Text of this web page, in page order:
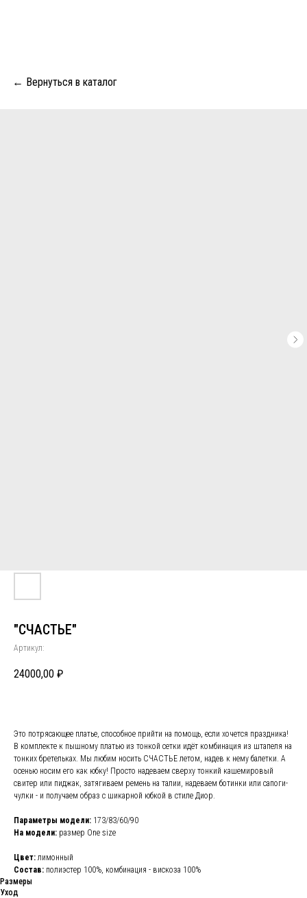
← Вернуться в каталог
"СЧАСТЬЕ"
Артикул:
24000,00 ₽
Это потрясающее платье, способное прийти на помощь, если хочется праздника!
В комплекте к пышному платью из тонкой сетки идёт комбинация из штапеля на
тонких бретельках. Мы любим носить СЧАСТЬЕ летом, надев к нему балетки. А
осенью носим его как юбку! Просто надеваем сверху тонкий кашемировый
свитер или пиджак, затягиваем ремень на талии, надеваем ботинки или сапоги-
чулки - и получаем образ с шикарной юбкой в стиле Диор.
Параметры модели: 173/83/60/90
На модели: размер One size
Цвет:лимонный
Состав: полиэстер 100%, комбинация - вискоза 100%
Размеры
Уход